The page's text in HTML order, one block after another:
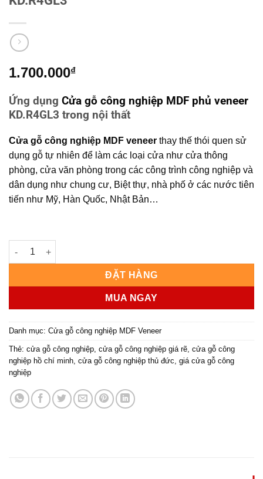
1.700.000₫
Ứng dụng Cửa gỗ công nghiệp MDF phủ veneer
KD.R4GL3 trong nội thất
Cửa gỗ công nghiệp MDF veneer thay thế thói quen sử
dụng gỗ tự nhiên để làm các loại cửa như cửa thông
phòng, cửa văn phòng trong các công trình công nghiệp và
dân dụng như chung cư, Biệt thự, nhà phố ở các nước tiên
tiến như Mỹ, Hàn Quốc, Nhật Bản…
Cửa gỗ công nghiệp MDF phủ veneer KD.R4GL3 số lượng
ĐẶT HÀNG
MUA NGAY
Danh mục: Cửa gỗ công nghiệp MDF Veneer
Thẻ: cửa gỗ công nghiệp cửa gỗ công nghiệp giá rẽ cửa gỗ công
nghiệp hồ chí minh cửa gỗ công nghiệp thủ đức giá cửa gỗ công
nghiệp